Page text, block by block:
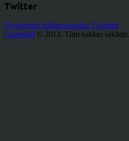
Twitter
@cinerituel kullanıcısından Tweetler
Cineritüel © 2013. Tüm hakları saklıdır.